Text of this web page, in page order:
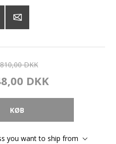
810,00 DKK
DKK
you want to ship from